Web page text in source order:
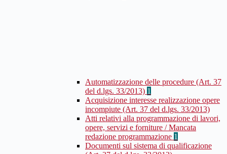
Automatizzazione delle procedure (Art. 37
del d.lgs. 33/2013) 1
Acquisizione interesse realizzazione opere
incompiute (Art. 37 del d.lgs. 33/2013)
Atti relativi alla programmazione di lavori,
opere, servizi e forniture / Mancata
redazione programmazione 1
Documenti sul sistema di qualificazione